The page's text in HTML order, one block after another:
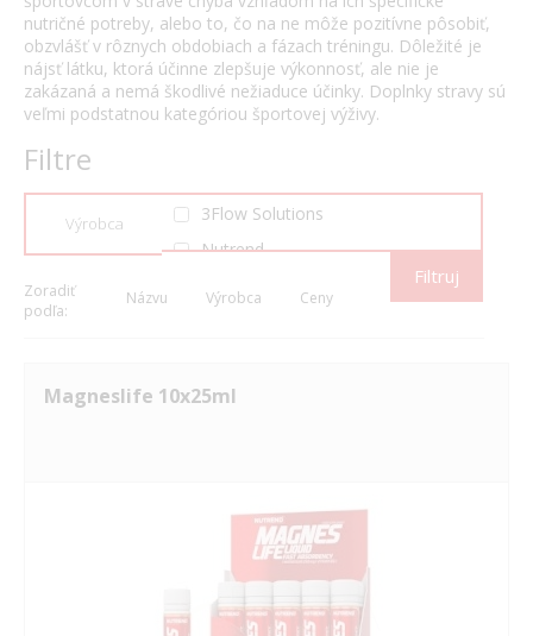
nutričné potreby, alebo to, čo na ne môže pozitívne pôsobiť,
obzvlášť v rôznych obdobiach a fázach tréningu. Dôležité je
nájsť látku, ktorá účinne zlepšuje výkonnosť, ale nie je
zakázaná a nemá škodlivé nežiaduce účinky. Doplnky stravy sú
veľmi podstatnou kategóriou športovej výživy.
Filtre
Výrobca
3Flow Solutions
Nutrend
Filtruj
Zoradiť
podľa:
Názvu Výrobca Ceny
Magneslife 10x25ml